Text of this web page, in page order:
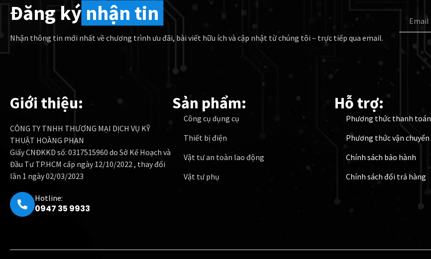
Đăng ký nhận tin
Nhận thông tin mới nhất về chương trình ưu đãi, bài viết hữu ích và cập nhật từ chúng tôi – trực tiếp qua email.
Giới thiệu:
CÔNG TY TNHH THƯƠNG MẠI DỊCH VỤ KỸ
THUẬT HOÀNG PHAN
Giấy CNĐKKD số: 0317515960 do Sở Kế Hoạch và
Đầu Tư TP.HCM cấp ngày 12/10/2022 , thay đổi
lần 1 ngày 02/03/2023
Hotline:
0947 35 9933
Sản phẩm:
Công cụ dụng cụ
Thiết bị điện
Vật tư an toàn lao động
Vật tư phụ
Hỗ trợ:
Phương thức thanh toán
Phương thức vận chuyển
Chính sách bảo hành
Chính sách đổi trả hàng